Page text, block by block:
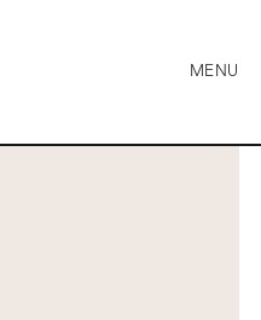
MENU